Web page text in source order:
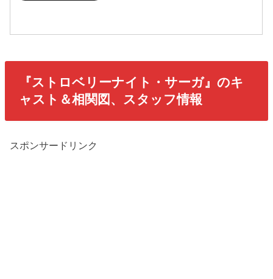
『ストロベリーナイト・サーガ』のキ
ャスト＆相関図、スタッフ情報
スポンサードリンク